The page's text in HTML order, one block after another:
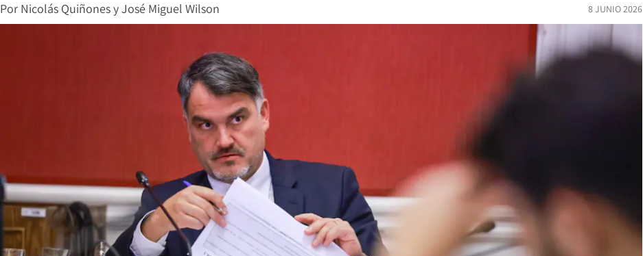
Por Nicolás QuiñonesyJosé Miguel Wilson 8 JUNIO 2026